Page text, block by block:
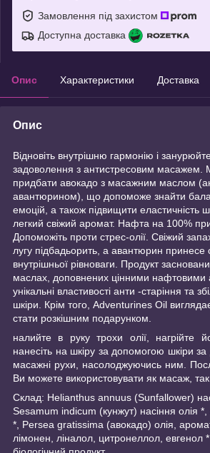
Замовлення під захистом
Доступна доставка
Опис Характеристики Доставка
Опис
Відновіть внутрішню гармонію і
задоволення з антистресовим масажем.
придбати авокадо з масажним маслом
авантюрином), що допоможе знайти
емоцій, а також підвищити еластичність
легкий свіжий аромат. Нафта на 100%
Допоможіть проти стрес-олії. Свіжий
лугу підбадьорить, а авантюрин принесе
внутрішньої рівноваги. Продукт
маслах, доповнених цінними нафтовими
унікальні властивості анти -старіння та
шкіри. Крім того, Adventurines Oil
стати розкішним подарунком.
налийте в руку трохи олії, нагрійте
нанесіть на шкіру за допомогою шкіри за
масажні рухи, насолоджуючись ним.
Ви можете використовувати як масаж, так
Склад: Helianthus annuus (Sunfallower)
Sesamum indicum (кунжут) насіння олія
*, Persea gratissima (авокадо) олія,
лімонен, ліналол, цитронеллол, евгенол